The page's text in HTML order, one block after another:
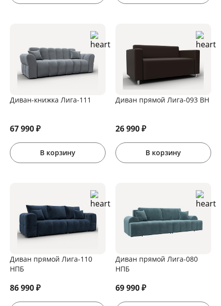
Диван-книжка Лига-111
67 990₽
В корзину
Диван прямой Лига-093 ВН
26 990₽
В корзину
Диван прямой Лига-110
НПБ
86 990₽
Диван прямой Лига-080
НПБ
69 990₽